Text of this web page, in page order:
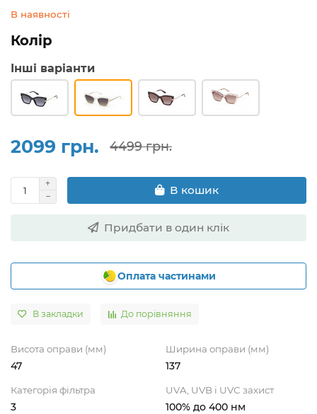
В наявності
Колір
Інші варіанти
2099 грн. 4499 грн.
В кошик
Придбати в один клік
Оплата частинами
В закладки До порівняння
Висота оправи (мм)
47
Ширина оправи (мм)
137
Категорія фільтра
3
UVA, UVB і UVC захист
100% до 400 нм